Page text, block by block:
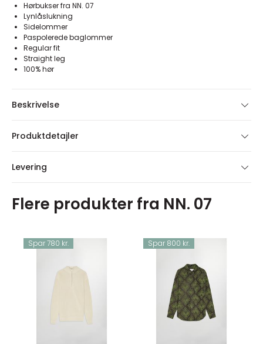
Hørbukser fra NN. 07
Lynlåslukning
Sidelommer
Paspolerede baglommer
Regular fit
Straight leg
100% hør
Beskrivelse
Produktdetajler
Levering
Flere produkter fra NN. 07
Spar 780 kr. Spar 800 kr.